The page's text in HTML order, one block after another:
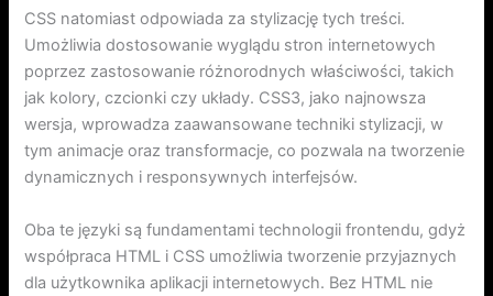
CSS natomiast odpowiada za stylizację tych treści.
Umożliwia dostosowanie wyglądu stron internetowych
poprzez zastosowanie różnorodnych właściwości, takich
jak kolory, czcionki czy układy. CSS3, jako najnowsza
wersja, wprowadza zaawansowane techniki stylizacji, w
tym animacje oraz transformacje, co pozwala na tworzenie
dynamicznych i responsywnych interfejsów.
Oba te języki są fundamentami technologii frontendu, gdyż
współpraca HTML i CSS umożliwia tworzenie przyjaznych
dla użytkownika aplikacji internetowych. Bez HTML nie